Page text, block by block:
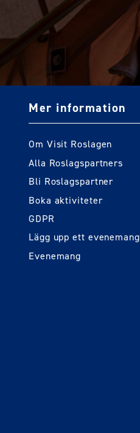
Mer information
Om Visit Roslagen
Alla Roslagspartners
Bli Roslagspartner
Boka aktiviteter
GDPR
Lägg upp ett evenemang
Evenemang